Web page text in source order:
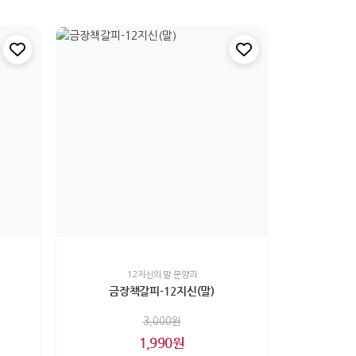
12지신의 말 문양과
금장책갈피-12지신(말)
3,000원
1,990원